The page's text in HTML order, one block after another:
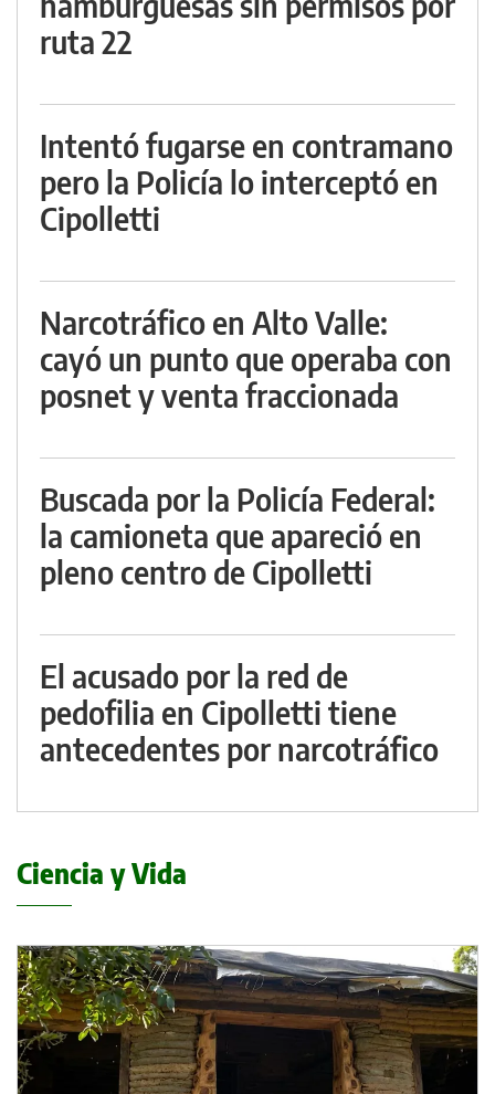
ruta 22
Intentó fugarse en contramano
pero la Policía lo interceptó en
Cipolletti
Narcotráfico en Alto Valle:
cayó un punto que operaba con
posnet y venta fraccionada
Buscada por la Policía Federal:
la camioneta que apareció en
pleno centro de Cipolletti
El acusado por la red de
pedofilia en Cipolletti tiene
antecedentes por narcotráfico
Ciencia y Vida